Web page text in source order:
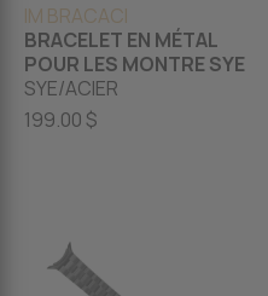
IM BRACACI
BRACELET EN MÉTAL
POUR LES MONTRE SYE
SYE/ACIER
199.00 $